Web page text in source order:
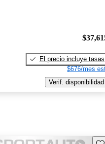
El precio incluye tasas
$676/mes
Verif. disponibilidad